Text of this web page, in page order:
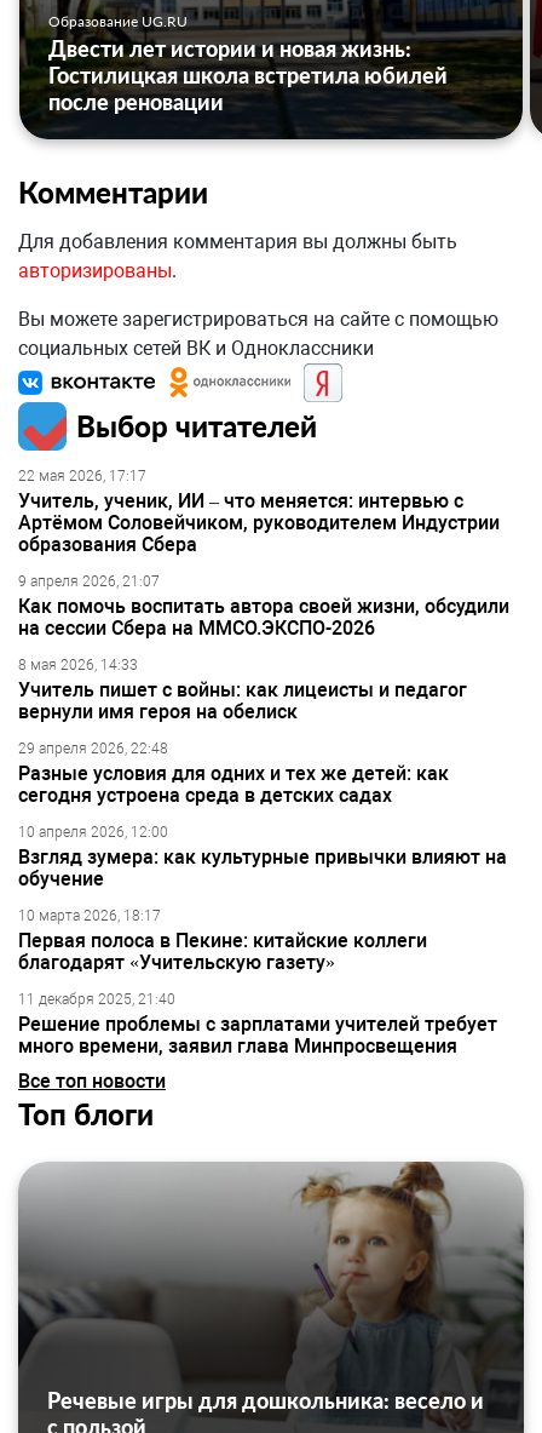
Образование UG.RU
Двести лет истории и новая жизнь:
Гостилицкая школа встретила юбилей
после реновации
Комментарии
Для добавления комментария вы должны быть
авторизированы.
Вы можете зарегистрироваться на сайте с помощью
социальных сетей ВК и Одноклассники
Выбор читателей
22 мая 2026, 17:17
Учитель, ученик, ИИ – что меняется: интервью с
Артёмом Соловейчиком, руководителем Индустрии
образования Сбера
9 апреля 2026, 21:07
Как помочь воспитать автора своей жизни, обсудили
на сессии Сбера на ММСО.ЭКСПО-2026
8 мая 2026, 14:33
Учитель пишет с войны: как лицеисты и педагог
вернули имя героя на обелиск
29 апреля 2026, 22:48
Разные условия для одних и тех же детей: как
сегодня устроена среда в детских садах
10 апреля 2026, 12:00
Взгляд зумера: как культурные привычки влияют на
обучение
10 марта 2026, 18:17
Первая полоса в Пекине: китайские коллеги
благодарят «Учительскую газету»
11 декабря 2025, 21:40
Решение проблемы с зарплатами учителей требует
много времени, заявил глава Минпросвещения
Все топ новости
Топ блоги
Речевые игры для дошкольника: весело и
с пользой